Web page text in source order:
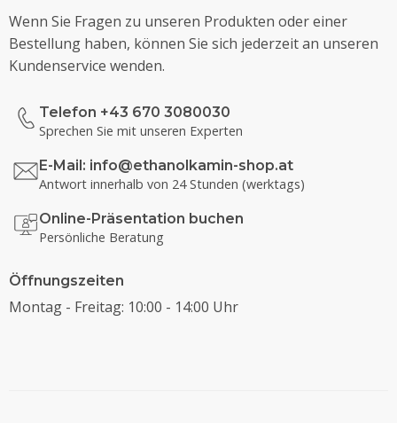
Wenn Sie Fragen zu unseren Produkten oder einer
Bestellung haben, können Sie sich jederzeit an unseren
Kundenservice wenden.
Telefon +43 670 3080030
Sprechen Sie mit unseren Experten
E-Mail: info@ethanolkamin-shop.at
Antwort innerhalb von 24 Stunden (werktags)
Online-Präsentation buchen
Persönliche Beratung
Öffnungszeiten
Montag - Freitag: 10:00 - 14:00 Uhr